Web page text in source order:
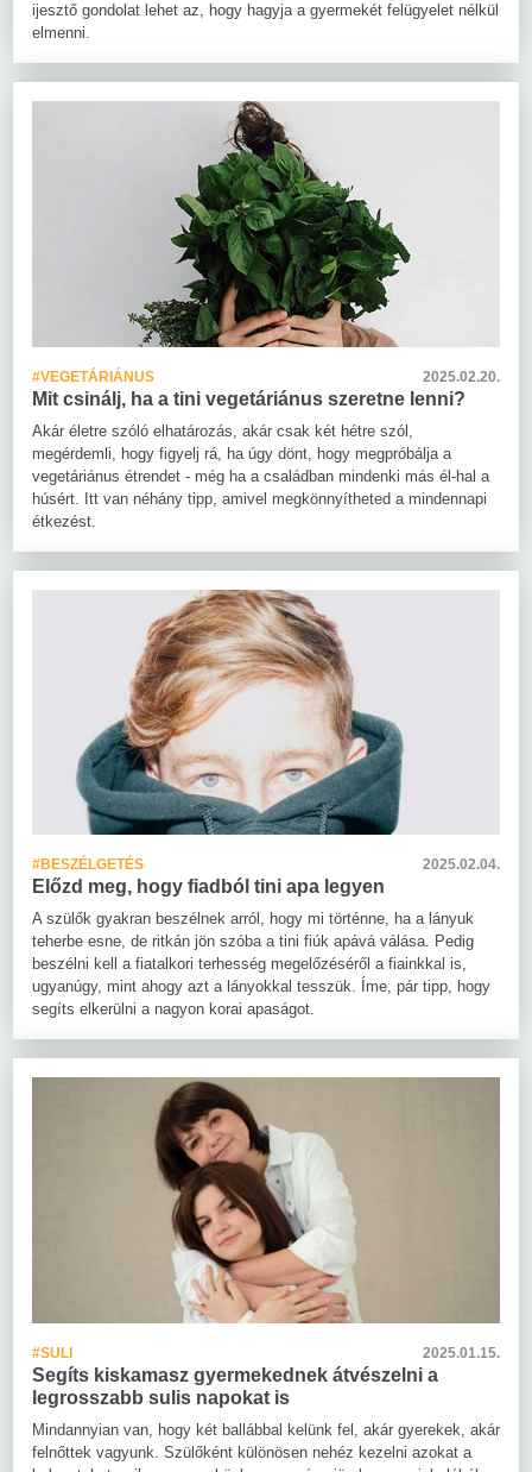
ijesztő gondolat lehet az, hogy hagyja a gyermekét felügyelet nélkül
elmenni.
#VEGETÁRIÁNUS 2025.02.20.
Mit csinálj, ha a tini vegetáriánus szeretne lenni?
Akár életre szóló elhatározás, akár csak két hétre szól,
megérdemli, hogy figyelj rá, ha úgy dönt, hogy megpróbálja a
vegetáriánus étrendet - még ha a családban mindenki más él-hal a
húsért. Itt van néhány tipp, amivel megkönnyítheted a mindennapi
étkezést.
#BESZÉLGETÉS 2025.02.04.
Előzd meg, hogy fiadból tini apa legyen
A szülők gyakran beszélnek arról, hogy mi történne, ha a lányuk
teherbe esne, de ritkán jön szóba a tini fiúk apává válása. Pedig
beszélni kell a fiatalkori terhesség megelőzéséről a fiainkkal is,
ugyanúgy, mint ahogy azt a lányokkal tesszük. Íme, pár tipp, hogy
segíts elkerülni a nagyon korai apaságot.
#SULI 2025.01.15.
Segíts kiskamasz gyermekednek átvészelni a
legrosszabb sulis napokat is
Mindannyian van, hogy két ballábbal kelünk fel, akár gyerekek, akár
felnőttek vagyunk. Szülőként különösen nehéz kezelni azokat a